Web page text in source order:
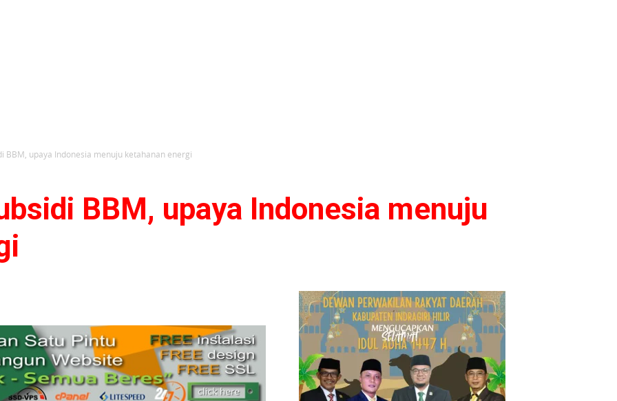
BBM, upaya Indonesia menuju ketahanan energi
BBM, upaya Indonesia menuju